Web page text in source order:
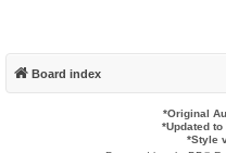
Board index
*Original
*Updated
*Style